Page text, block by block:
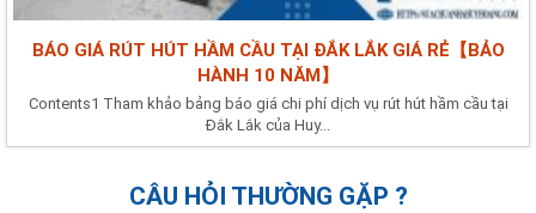
BÁO GIÁ RÚT HÚT HẦM CẦU TẠI ĐẮK LẮK GIÁ RẺ【BẢO
HÀNH 10 NĂM】
Contents1 Tham khảo bảng báo giá chi phí dịch vụ rút hút hầm cầu tại
Đắk Lắk của Huy...
CÂU HỎI THƯỜNG GẶP ?